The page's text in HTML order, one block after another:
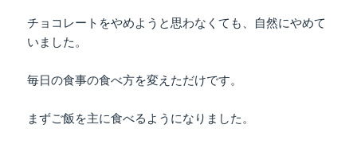
チョコレートをやめようと思わなくても、自然にやめて
いました。
毎日の食事の食べ方を変えただけです。
まずご飯を主に食べるようになりました。